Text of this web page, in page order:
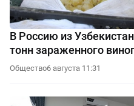
В Россию из
тонн зараженного
Общество6 августа 11:31